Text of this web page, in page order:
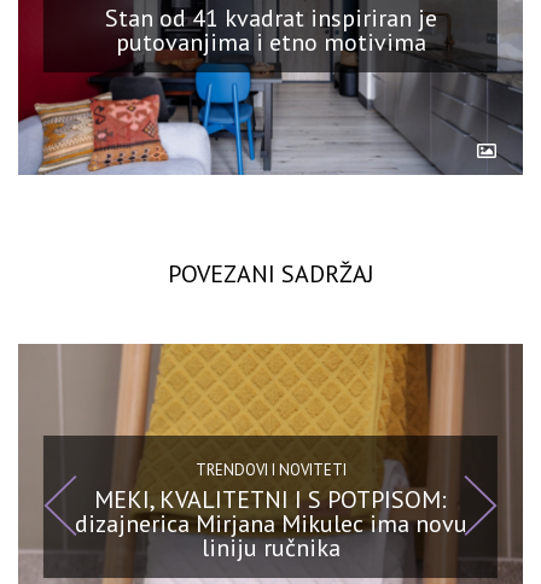
Stan od 41 kvadrat inspiriran je
putovanjima i etno motivima
POVEZANI SADRŽAJ
TRENDOVI I NOVITETI
MEKI, KVALITETNI I S POTPISOM:
dizajnerica Mirjana Mikulec ima novu
liniju ručnika